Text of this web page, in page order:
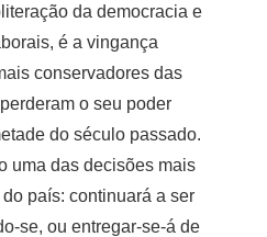
da democracia e
é a vingança
conservadores das
o seu poder
do século passado.
uma das decisões mais
país: continuará a ser
se, ou entregar-se-á de